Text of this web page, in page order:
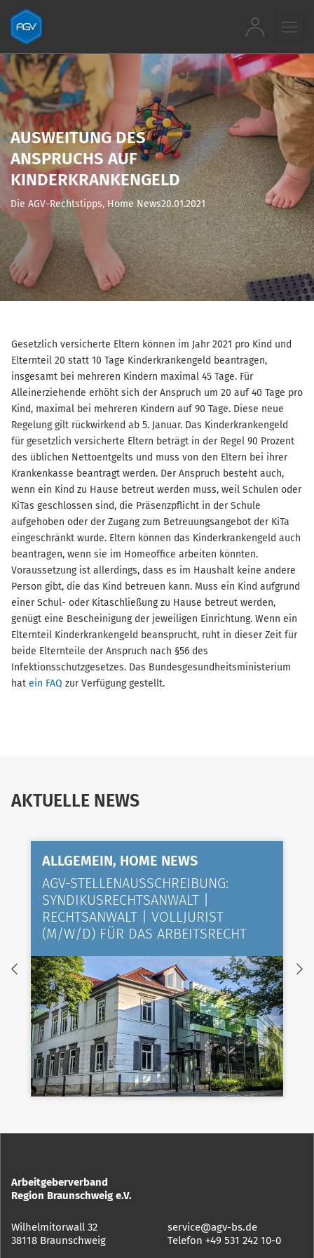
Zum Inhalt springen
AUSWEITUNG DES
ANSPRUCHS AUF
KINDERKRANKENGELD
Die AGV-Rechtstipps, Home News20.01.2021
Gesetzlich versicherte Eltern können im Jahr 2021 pro Kind und
Elternteil 20 statt 10 Tage Kinderkrankengeld beantragen,
insgesamt bei mehreren Kindern maximal 45 Tage. Für
Alleinerziehende erhöht sich der Anspruch um 20 auf 40 Tage pro
Kind, maximal bei mehreren Kindern auf 90 Tage. Diese neue
Regelung gilt rückwirkend ab 5. Januar. Das Kinderkrankengeld
für gesetzlich versicherte Eltern beträgt in der Regel 90 Prozent
des üblichen Nettoentgelts und muss von den Eltern bei ihrer
Krankenkasse beantragt werden. Der Anspruch besteht auch,
wenn ein Kind zu Hause betreut werden muss, weil Schulen oder
KiTas geschlossen sind, die Präsenzpflicht in der Schule
aufgehoben oder der Zugang zum Betreuungsangebot der KiTa
eingeschränkt wurde. Eltern können das Kinderkrankengeld auch
beantragen, wenn sie im Homeoffice arbeiten könnten.
Voraussetzung ist allerdings, dass es im Haushalt keine andere
Person gibt, die das Kind betreuen kann. Muss ein Kind aufgrund
einer Schul- oder Kitaschließung zu Hause betreut werden,
genügt eine Bescheinigung der jeweiligen Einrichtung. Wenn ein
Elternteil Kinderkrankengeld beansprucht, ruht in dieser Zeit für
beide Elternteile der Anspruch nach §56 des
Infektionsschutzgesetzes. Das Bundesgesundheitsministerium
hat ein FAQ zur Verfügung gestellt.
AKTUELLE NEWS
ALLGEMEIN, HOME NEWS
AGV-STELLENAUSSCHREIBUNG:
SYNDIKUSRECHTSANWALT |
RECHTSANWALT | VOLLJURIST
(M/W/D) FÜR DAS ARBEITSRECHT
Arbeitgeberverband
Region Braunschweig e.V.
Wilhelmitorwall 32
38118 Braunschweig
service@agv-bs.de
Telefon +49 531 242 10-0